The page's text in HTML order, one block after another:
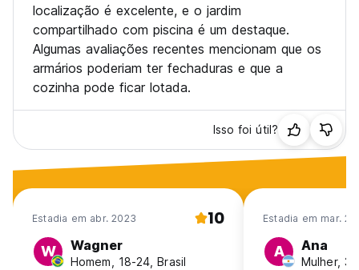
localização é excelente, e o jardim
compartilhado com piscina é um destaque.
Algumas avaliações recentes mencionam que os
armários poderiam ter fechaduras e que a
cozinha pode ficar lotada.
Isso foi útil?
Estadia em abr. 2023 10
W Wagner
Homem, 18-24, Brasil
Estadia em mar.
A Ana
Mulher,